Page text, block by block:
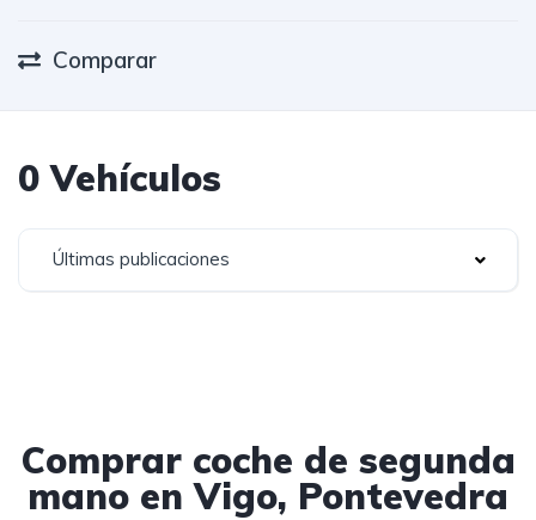
Comparar
0 Vehículos
Últimas publicaciones
Comprar coche de segunda
mano en Vigo, Pontevedra